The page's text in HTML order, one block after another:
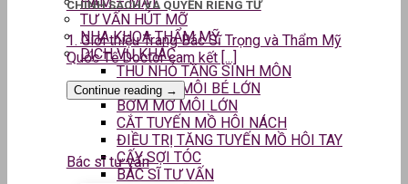
TƯ VẤN HÚT MỠ
NHA KHOA THẨM MỸ
DỊCH VỤ KHÁC
THU NHỎ TẦNG SINH MÔN
THU GỌN MÔI BÉ LỚN
BƠM MỠ MÔI LỚN
CẮT TUYẾN MỒ HÔI NÁCH
ĐIỀU TRỊ TĂNG TUYẾN MỒ HÔI TAY
CẤY SỢI TÓC
BÁC SĨ TƯ VẤN
CHÍNH SÁCH VÀ QUYỀN RIÊNG TƯ
1. Giới thiệu Trang Bác Sĩ Trọng và Thẩm Mỹ
Quốc Tế Doctor cam kết [...]
Continue reading →
Bác sĩ tư vấn